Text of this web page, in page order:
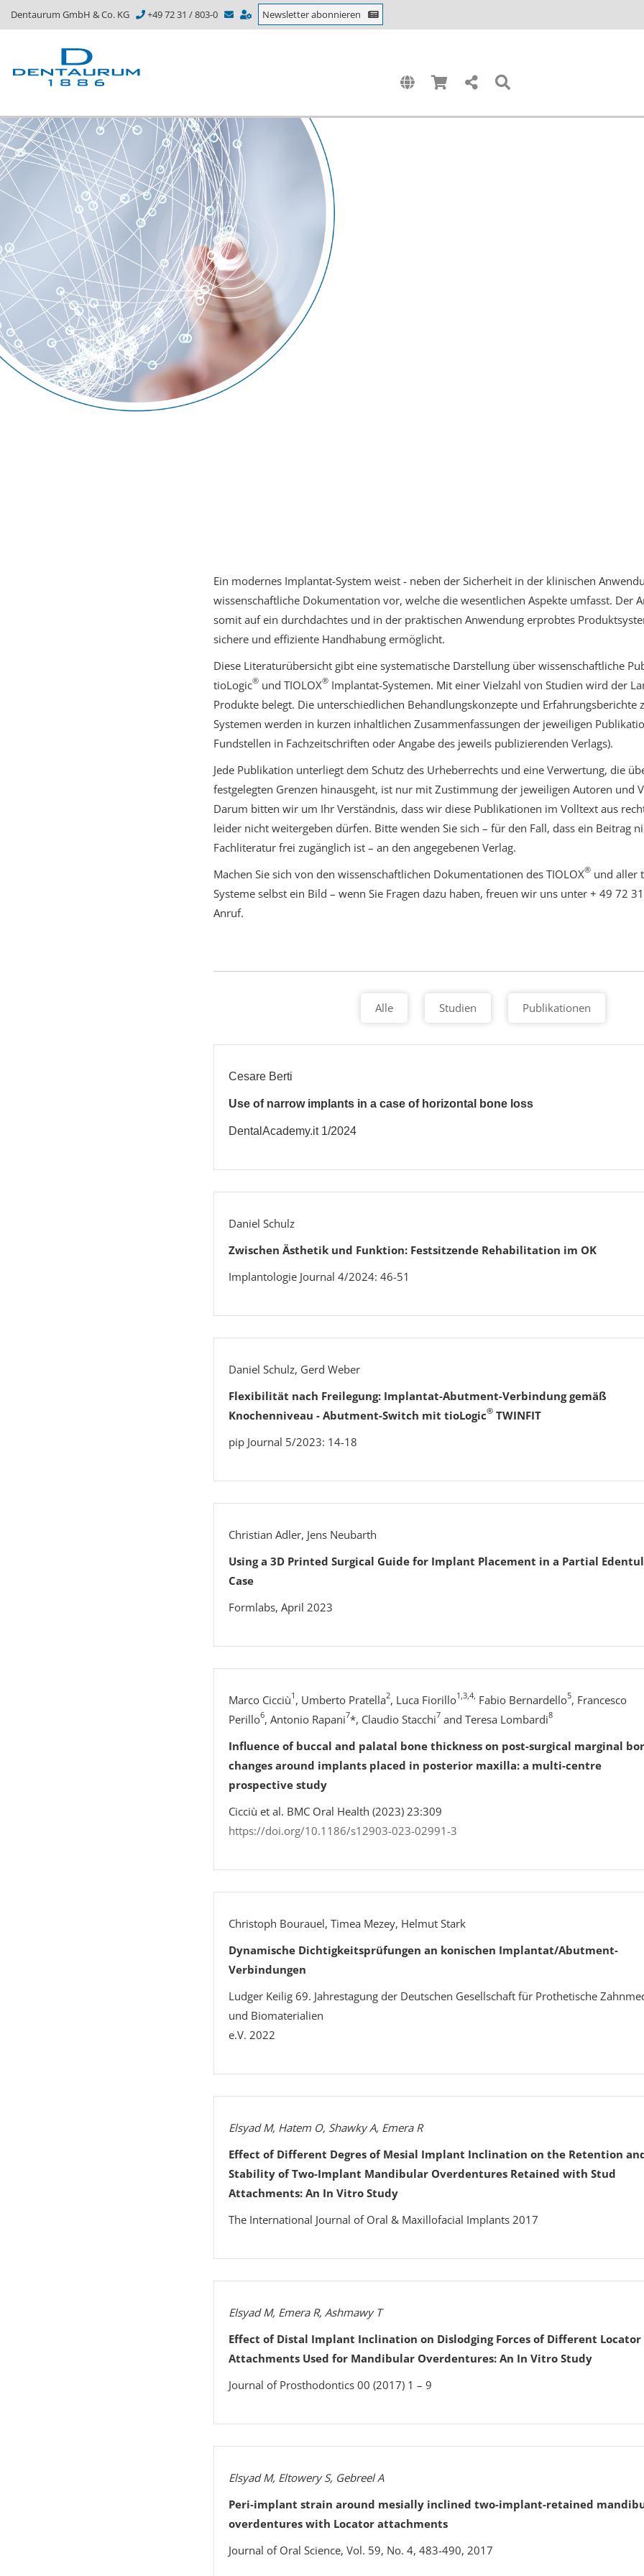
Dentaurum GmbH & Co. KG +49 72 31 / 803-0 Newsletter abonnieren
Ein modernes Implantat-System weist - neben der Sicherheit in der klinischen
wissenschaftliche Dokumentation vor, welche die wesentlichen Aspekte umfasst. Der
somit auf ein durchdachtes und in der praktischen Anwendung erprobtes
sichere und effiziente Handhabung ermöglicht.
Diese Literaturübersicht gibt eine systematische Darstellung über wissenschaftliche
tioLogic® und TIOLOX® Implantat-Systemen. Mit einer Vielzahl von Studien wird der
Produkte belegt. Die unterschiedlichen Behandlungskonzepte und Erfahrungsberichte
Systemen werden in kurzen inhaltlichen Zusammenfassungen der jeweiligen
Fundstellen in Fachzeitschriften oder Angabe des jeweils publizierenden Verlags).
Jede Publikation unterliegt dem Schutz des Urheberrechts und eine Verwertung, die
festgelegten Grenzen hinausgeht, ist nur mit Zustimmung der jeweiligen Autoren und
Darum bitten wir um Ihr Verständnis, dass wir diese Publikationen im Volltext aus
leider nicht weitergeben dürfen. Bitte wenden Sie sich – für den Fall, dass ein Beitrag
Fachliteratur frei zugänglich ist – an den angegebenen Verlag.
Machen Sie sich von den wissenschaftlichen Dokumentationen des TIOLOX® und aller
Systeme selbst ein Bild – wenn Sie Fragen dazu haben, freuen wir uns unter + 49 72
Anruf.
Alle Studien Publikationen
Cesare Berti
Use of narrow implants in a case of horizontal bone loss
DentalAcademy.it 1/2024
Daniel Schulz
Zwischen Ästhetik und Funktion: Festsitzende Rehabilitation im OK
Implantologie Journal 4/2024: 46-51
Daniel Schulz, Gerd Weber
Flexibilität nach Freilegung: Implantat-Abutment-Verbindung gemäß
Knochenniveau - Abutment-Switch mit tioLogic® TWINFIT
pip Journal 5/2023: 14-18
Christian Adler, Jens Neubarth
Using a 3D Printed Surgical Guide for Implant Placement in a Partial
Case
Formlabs, April 2023
Marco Cicciù1 , Umberto Pratella2, Luca Fiorillo1,3,4, Fabio Bernardello5, Francesco
Perillo6, Antonio Rapani7*, Claudio Stacchi7 and Teresa Lombardi8
Influence of buccal and palatal bone thickness on post-surgical marginal
changes around implants placed in posterior maxilla: a multi-centre
prospective study
Cicciù et al. BMC Oral Health (2023) 23:309
https://doi.org/10.1186/s12903-023-02991-3
Christoph Bourauel, Timea Mezey, Helmut Stark
Dynamische Dichtigkeitsprüfungen an konischen Implantat/Abutment-
Verbindungen
Ludger Keilig 69. Jahrestagung der Deutschen Gesellschaft für Prothetische
und Biomaterialien
e.V. 2022
Elsyad M, Hatem O, Shawky A, Emera R
Effect of Different Degres of Mesial Implant Inclination on the Retention
Stability of Two-Implant Mandibular Overdentures Retained with Stud
Attachments: An In Vitro Study
The International Journal of Oral & Maxillofacial Implants 2017
Elsyad M, Emera R, Ashmawy T
Effect of Distal Implant Inclination on Dislodging Forces of Different Locator
Attachments Used for Mandibular Overdentures: An In Vitro Study
Journal of Prosthodontics 00 (2017) 1 – 9
Elsyad M, Eltowery S, Gebreel A
Peri-implant strain around mesially inclined two-implant-retained
overdentures with Locator attachments
Journal of Oral Science, Vol. 59, No. 4, 483-490, 2017